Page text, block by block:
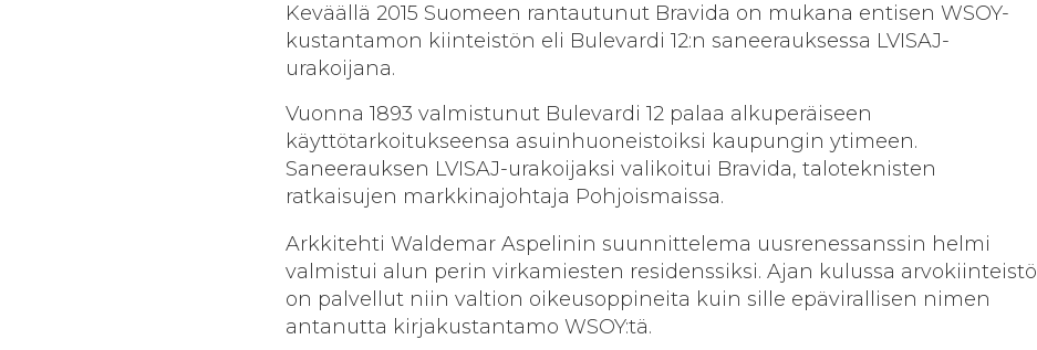
Keväällä 2015 Suomeen rantautunut Bravida on mukana entisen WSOY-
kustantamon kiinteistön eli Bulevardi 12:n saneerauksessa LVISAJ-
urakoijana.
Vuonna 1893 valmistunut Bulevardi 12 palaa alkuperäiseen
käyttötarkoitukseensa asuinhuoneistoiksi kaupungin ytimeen.
Saneerauksen LVISAJ-urakoijaksi valikoitui Bravida, taloteknisten
ratkaisujen markkinajohtaja Pohjoismaissa.
Arkkitehti Waldemar Aspelinin suunnittelema uusrenessanssin helmi
valmistui alun perin virkamiesten residenssiksi. Ajan kulussa arvokiinteistö
on palvellut niin valtion oikeusoppineita kuin sille epävirallisen nimen
antanutta kirjakustantamo WSOY:tä.